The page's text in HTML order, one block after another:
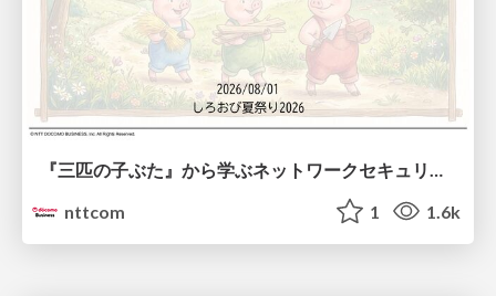
nttcom
1 1.6k